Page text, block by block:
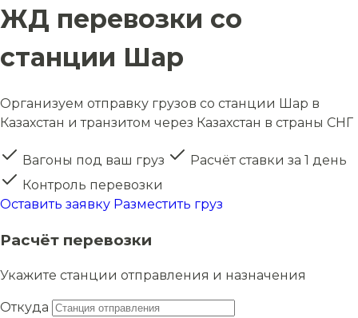
ЖД перевозки со
станции Шар
Организуем отправку грузов со станции Шар в
Казахстан и транзитом через Казахстан в страны СНГ
Вагоны под ваш груз
Расчёт ставки за 1 день
Контроль перевозки
Оставить заявку Разместить груз
Расчёт перевозки
Укажите станции отправления и назначения
Откуда